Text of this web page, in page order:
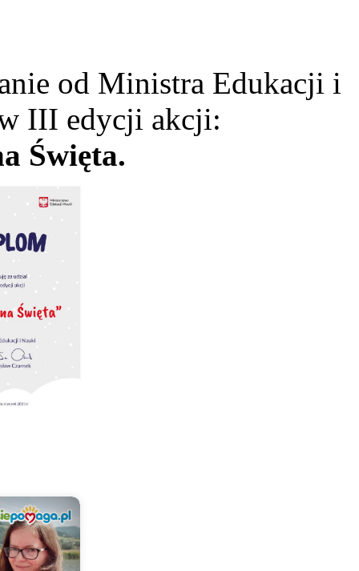
od Ministra Edukacji i
III edycji akcji:
Święta.